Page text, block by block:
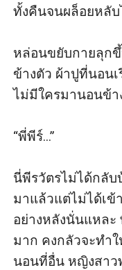
ทั้งคืนจนผล็อยหลับ
หล่อนขยับกายลุก
ข้างตัว ผ้าปูที่นอน
ไม่มีใครมานอนข้า
“พี่พีร์...”
นี่พีรวัตรไม่ได้กลับ
มาแล้วแต่ไม่ได้เข้
อย่างหลังนั่นแหล
มาก คงกลัวจะทำ
นอนที่อื่น หญิงสาว